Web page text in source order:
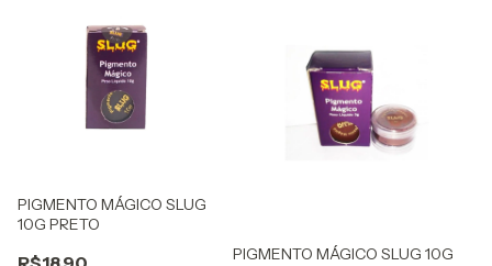
PIGMENTO MÁGICO SLUG
10G PRETO
PIGMENTO MÁGICO SLUG 10G